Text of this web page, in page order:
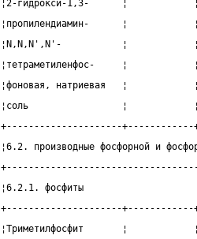
¦2-гидрокси-1,3-      ¦
¦пропилендиамин-      ¦
¦N,N,N',N'-           ¦
¦тетраметиленфос-     ¦
¦фоновая, натриевая   ¦
¦соль                 ¦
+---------------------+------------
¦6.2. производные фосфорной и
¦6.2.1. фосфиты
+---------------------+------------
¦Триметилфосфит       ¦